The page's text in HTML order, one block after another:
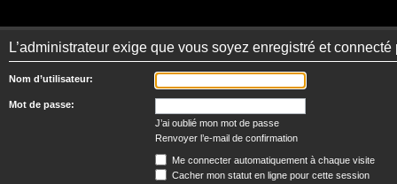
L’administrateur exige que vous soyez enregistré et
Nom d’utilisateur:
Mot de passe:
J’ai oublié mon mot de passe
Renvoyer l’e-mail de confirmation
Me connecter automatiquement à chaque visite
Cacher mon statut en ligne pour cette session